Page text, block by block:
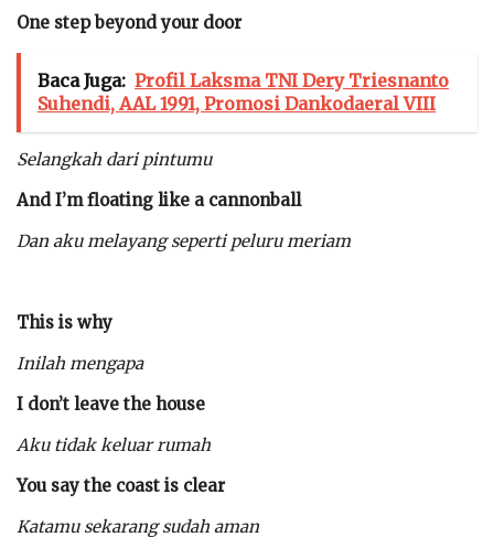
One step beyond your door
Baca Juga: Profil Laksma TNI Dery Triesnanto
Suhendi, AAL 1991, Promosi Dankodaeral VIII
Selangkah dari pintumu
And I’m floating like a cannonball
Dan aku melayang seperti peluru meriam
This is why
Inilah mengapa
I don’t leave the house
Aku tidak keluar rumah
You say the coast is clear
Katamu sekarang sudah aman